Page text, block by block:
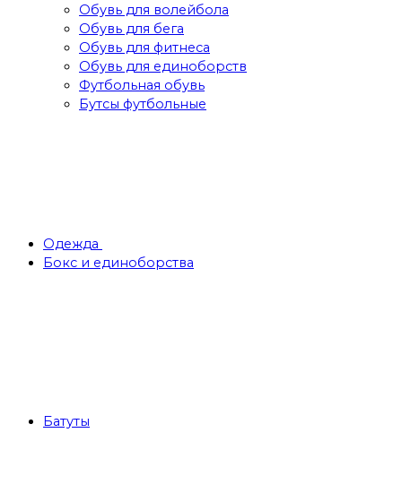
Обувь для волейбола
Обувь для бега
Обувь для фитнеса
Обувь для единоборств
Футбольная обувь
Бутсы футбольные
Одежда
Бокс и единоборства
Батуты